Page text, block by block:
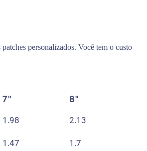
personalizados. Você tem o custo
7" 8"
1.98 2.13
1.47 1.7